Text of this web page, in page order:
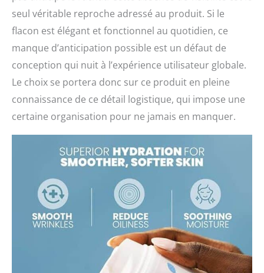
seul véritable reproche adressé au produit. Si le
flacon est élégant et fonctionnel au quotidien, ce
manque d’anticipation possible est un défaut de
conception qui nuit à l’expérience utilisateur globale.
Le choix se portera donc sur ce produit en pleine
connaissance de ce détail logistique, qui impose une
certaine organisation pour ne jamais en manquer.